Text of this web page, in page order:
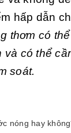
hấp dẫn
thơm có
và có thể
soát.
nóng hay